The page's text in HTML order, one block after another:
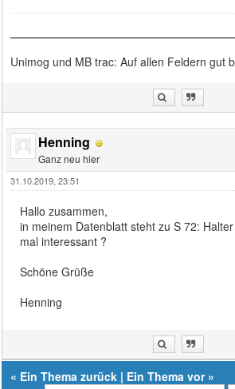
Unimog und MB trac: Auf allen Feldern gut
Henning
Ganz neu hier
31.10.2019, 23:51
Hallo zusammen,
in meinem Datenblatt steht zu S 72:
mal interessant ?
Schöne Grüße
Henning
« Ein Thema zurück | Ein Thema vor»